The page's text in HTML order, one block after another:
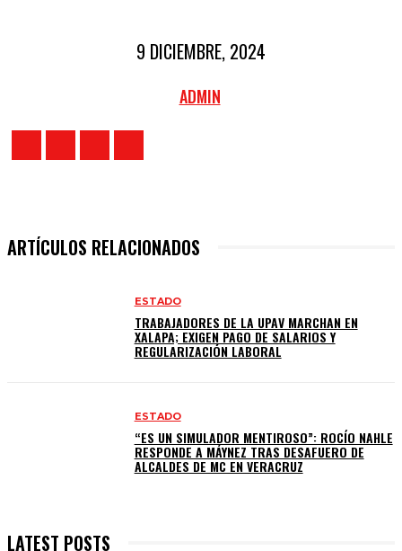
9 DICIEMBRE, 2024
ADMIN
ARTÍCULOS RELACIONADOS
ESTADO
TRABAJADORES DE LA UPAV MARCHAN EN
XALAPA; EXIGEN PAGO DE SALARIOS Y
REGULARIZACIÓN LABORAL
ESTADO
“ES UN SIMULADOR MENTIROSO”: ROCÍO NAHLE
RESPONDE A MÁYNEZ TRAS DESAFUERO DE
ALCALDES DE MC EN VERACRUZ
LATEST POSTS